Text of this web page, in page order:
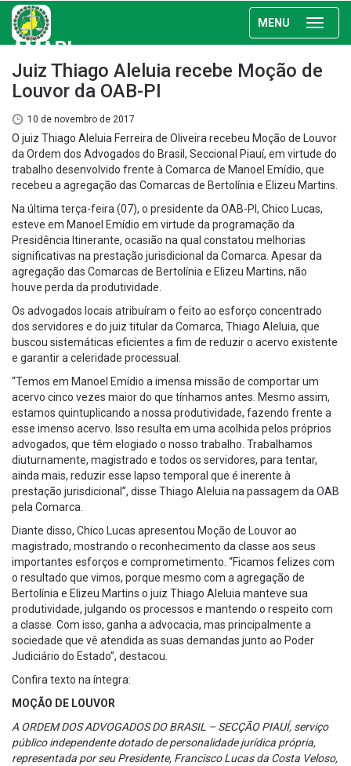
MENU
AMAPI
Juiz Thiago Aleluia recebe Moção de
Louvor da OAB-PI
10 de novembro de 2017
O juiz Thiago Aleluia Ferreira de Oliveira recebeu Moção de Louvor
da Ordem dos Advogados do Brasil, Seccional Piauí, em virtude do
trabalho desenvolvido frente à Comarca de Manoel Emídio, que
recebeu a agregação das Comarcas de Bertolínia e Elizeu Martins.
Na última terça-feira (07), o presidente da OAB-PI, Chico Lucas,
esteve em Manoel Emídio em virtude da programação da
Presidência Itinerante, ocasião na qual constatou melhorias
significativas na prestação jurisdicional da Comarca. Apesar da
agregação das Comarcas de Bertolínia e Elizeu Martins, não
houve perda da produtividade.
Os advogados locais atribuíram o feito ao esforço concentrado
dos servidores e do juiz titular da Comarca, Thiago Aleluia, que
buscou sistemáticas eficientes a fim de reduzir o acervo existente
e garantir a celeridade processual.
“Temos em Manoel Emídio a imensa missão de comportar um
acervo cinco vezes maior do que tínhamos antes. Mesmo assim,
estamos quintuplicando a nossa produtividade, fazendo frente a
esse imenso acervo. Isso resulta em uma acolhida pelos próprios
advogados, que têm elogiado o nosso trabalho. Trabalhamos
diuturnamente, magistrado e todos os servidores, para tentar,
ainda mais, reduzir esse lapso temporal que é inerente à
prestação jurisdicional”, disse Thiago Aleluia na passagem da OAB
pela Comarca.
Diante disso, Chico Lucas apresentou Moção de Louvor ao
magistrado, mostrando o reconhecimento da classe aos seus
importantes esforços e comprometimento. “Ficamos felizes com
o resultado que vimos, porque mesmo com a agregação de
Bertolínia e Elizeu Martins o juiz Thiago Aleluia manteve sua
produtividade, julgando os processos e mantendo o respeito com
a classe. Com isso, ganha a advocacia, mas principalmente a
sociedade que vê atendida as suas demandas junto ao Poder
Judiciário do Estado”, destacou.
Confira texto na íntegra:
MOÇÃO DE LOUVOR
A ORDEM DOS ADVOGADOS DO BRASIL – SECÇÃO PIAUÍ, serviço
público independente dotado de personalidade jurídica própria,
representada por seu Presidente, Francisco Lucas da Costa Veloso,